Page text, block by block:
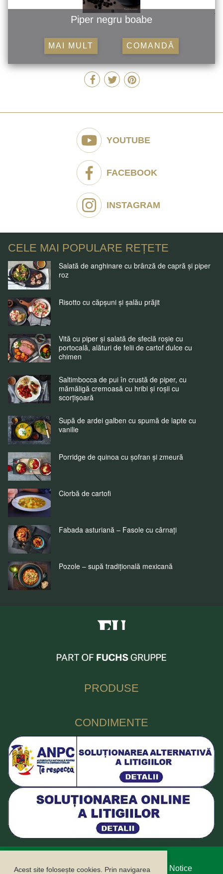
Acest site folosește cookies. Prin navigarea
Piper negru boabe
MAI MULT COMANDĂ
YOUTUBE
FACEBOOK
INSTAGRAM
CELE MAI POPULARE REȚETE
Salată de anghinare cu brânză de capră și piper
roz
Risotto cu căpșuni și șalău prăjit
Vită cu piper și salată de sfeclă roșie cu
portocală, alături de felii de cartof dulce cu
chimen
Saltimbocca de pui în crustă de piper, cu
mămăligă cremoasă cu hribi și roșii cu
scorțișoară
Supă de ardei galben cu spumă de lapte cu
vanilie
Porridge de quinoa cu șofran și zmeură
Ciorbă de cartofi
Fabada asturiană – Fasole cu cârnați
Pozole – supă tradițională mexicană
PRODUSE
CONDIMENTE
Protecția datelor cu caracter personal Legal Notice